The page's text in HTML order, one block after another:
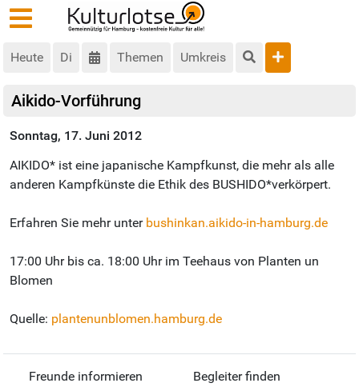
Heute Di Themen Umkreis
Aikido-Vorführung
Sonntag, 17. Juni 2012
AIKIDO* ist eine japanische Kampfkunst, die mehr als alle
anderen Kampfkünste die Ethik des BUSHIDO*verkörpert.
Erfahren Sie mehr unter bushinkan.aikido-in-hamburg.de
17:00 Uhr bis ca. 18:00 Uhr im Teehaus von Planten un
Blomen
Quelle: plantenunblomen.hamburg.de
Freunde informieren Begleiter finden